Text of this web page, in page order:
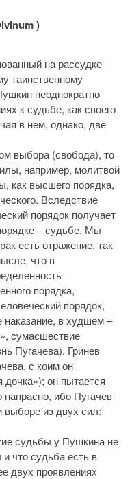
)
на рассудке
таинственному
неоднократно
к судьбе, как своего
в нем, однако, две
выбора (свобода), то
например, молитвой
как высшего порядка,
Вследствие
порядок получает
– судьбе. Мы
есть отражение, так
что в
порядка,
порядок,
в худшем –
сумасшествие
Пугачева). Гринев
с коим он
дочка»); он пытается
напрасно, ибо Пугачев
из двух сил:
судьбы у Пушкина не
что судьба есть в
двух проявлениях